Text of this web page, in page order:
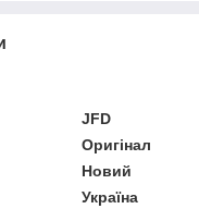
JFD
Оригінал
Новий
Україна